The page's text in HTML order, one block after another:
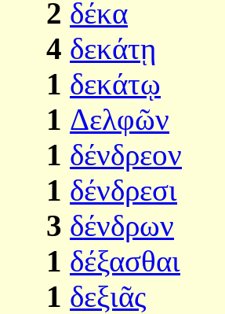
2 δέκα
4 δεκάτῃ
1 δεκάτῳ
1 Δελφῶν
1 δένδρεον
1 δένδρεσι
3 δένδρων
1 δέξασθαι
1 δεξιᾶς